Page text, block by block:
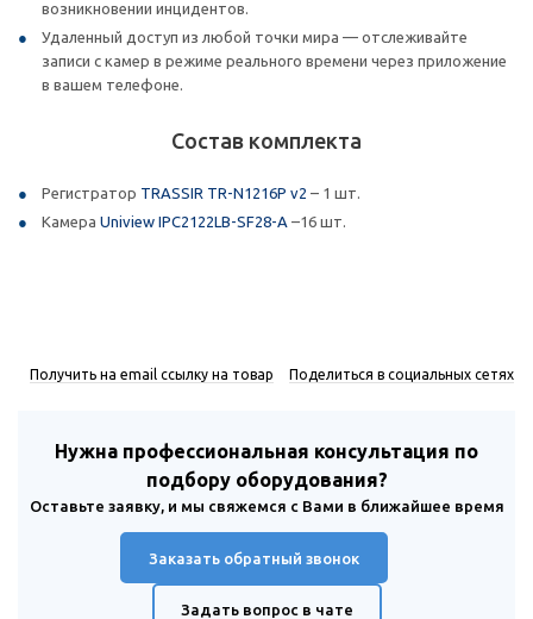
возникновении инцидентов.
Удаленный доступ из любой точки мира — отслеживайте
записи с камер в режиме реального времени через приложение
в вашем телефоне.
Состав комплекта
Регистратор TRASSIR TR-N1216P v2 – 1 шт.
Камера Uniview IPC2122LB-SF28-A –16 шт.
Получить на email ссылку на товар Поделиться в социальных сетях
Нужна профессиональная консультация по
подбору оборудования?
Оставьте заявку, и мы свяжемся с Вами в ближайшее время
Заказать обратный звонок
Задать вопрос в чате